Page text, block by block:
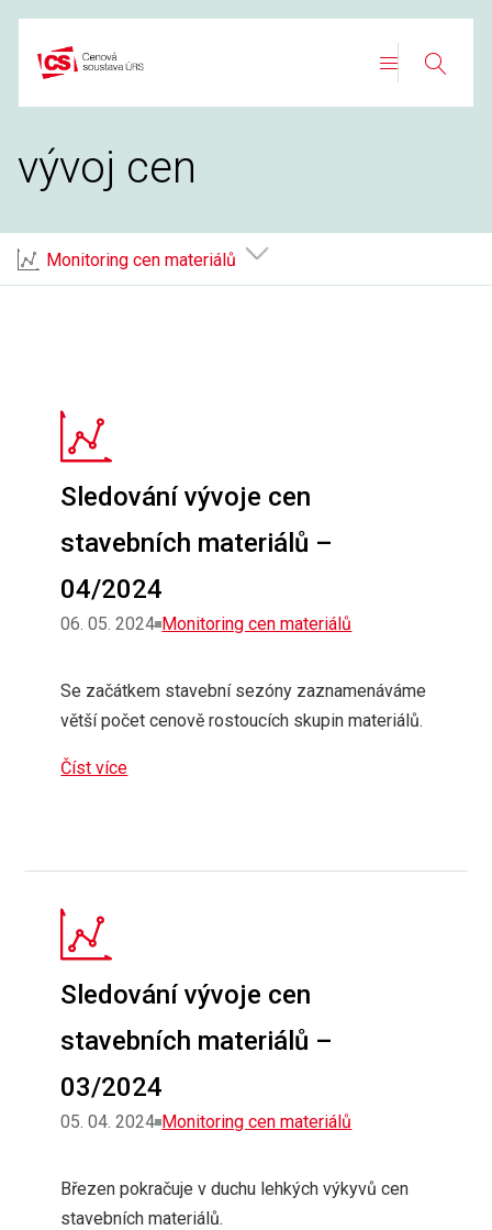
obsah
Search
vývoj cen
Monitoring cen materiálů
Sledování vývoje cen
stavebních materiálů –
04/2024
06. 05. 2024 Rubriky
Monitoring cen materiálů
Se začátkem stavební sezóny zaznamenáváme
větší počet cenově rostoucích skupin materiálů.
Číst více
Sledování vývoje cen
stavebních materiálů –
03/2024
05. 04. 2024 Rubriky
Monitoring cen materiálů
Březen pokračuje v duchu lehkých výkyvů cen
stavebních materiálů.